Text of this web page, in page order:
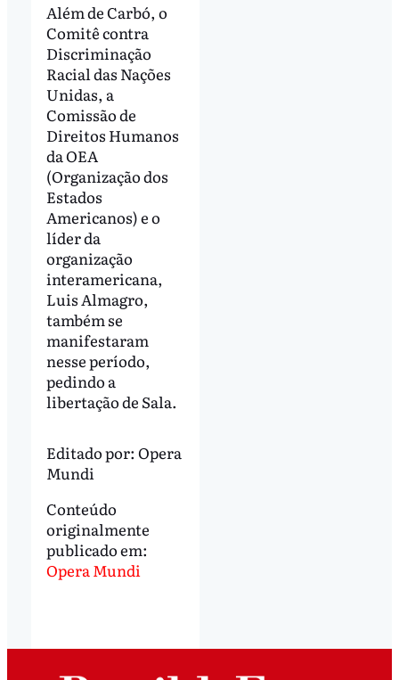
Além de Carbó, o
Comitê contra
Discriminação
Racial das Nações
Unidas, a
Comissão de
Direitos Humanos
da OEA
(Organização dos
Estados
Americanos) e o
líder da
organização
interamericana,
Luis Almagro,
também se
manifestaram
nesse período,
pedindo a
libertação de Sala.
Editado por: Opera
Mundi
Conteúdo
originalmente
publicado em:
Opera Mundi